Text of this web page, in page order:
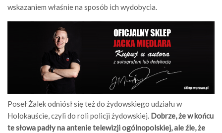
wskazaniem właśnie na sposób ich wydobycia.
Poseł Żalek odniósł się też do żydowskiego udziału w
Holokauście, czyli do roli policji żydowskiej. Dobrze, że w końcu
te słowa padły na antenie telewizji ogólnopolskiej, ale źle, że